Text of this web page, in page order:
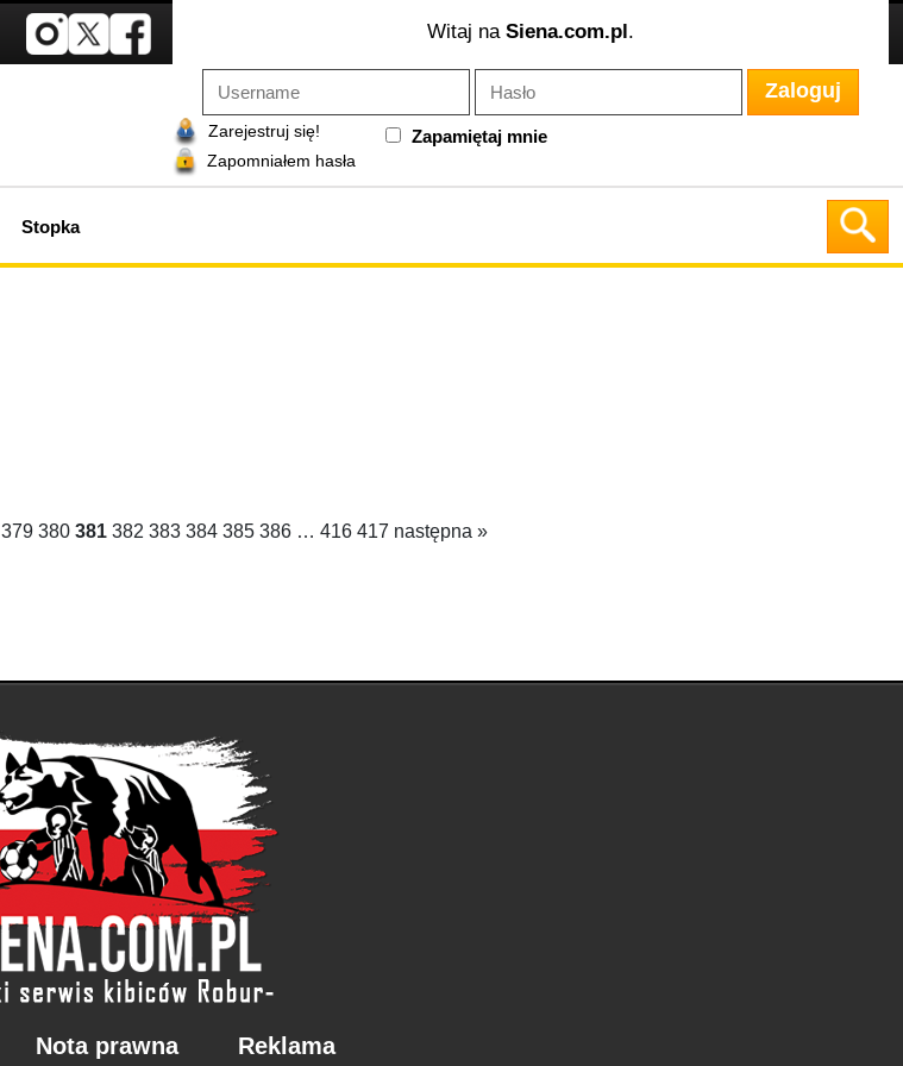
Witaj na Siena.com.pl.
Zaloguj
Zarejestruj się!
Zapomniałem hasła
Zapamiętaj mnie
Stopka
379 380 381 382 383 384 385 386… 416 417 następna »
Nota prawna Reklama